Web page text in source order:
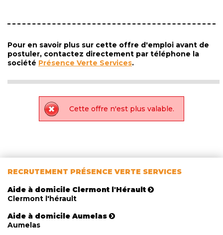
Pour en savoir plus sur cette offre d'emploi avant de
postuler, contactez directement par téléphone la
société Présence Verte Services.
Cette offre n'est plus valable.
RECRUTEMENT PRÉSENCE VERTE SERVICES
Aide à domicile Clermont l'Hérault
Clermont l'hérault
Aide à domicile Aumelas
Aumelas